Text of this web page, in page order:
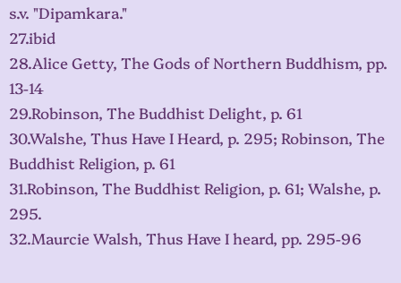
s.v. "Dipamkara."
27.ibid
28.Alice Getty, The Gods of Northern Buddhism, pp.
13-14
29.Robinson, The Buddhist Delight, p. 61
30.Walshe, Thus Have I Heard, p. 295; Robinson, The
Buddhist Religion, p. 61
31.Robinson, The Buddhist Religion, p. 61; Walshe, p.
295.
32.Maurcie Walsh, Thus Have I heard, pp. 295-96